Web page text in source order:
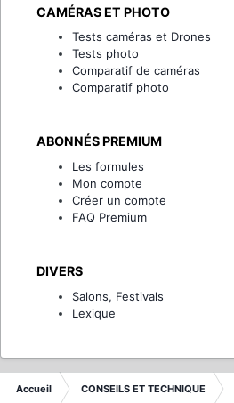
CAMÉRAS ET PHOTO
Tests caméras et Drones
Tests photo
Comparatif de caméras
Comparatif photo
ABONNÉS PREMIUM
Les formules
Mon compte
Créer un compte
FAQ Premium
DIVERS
Salons, Festivals
Lexique
Accueil CONSEILS ET TECHNIQUE